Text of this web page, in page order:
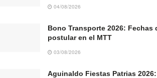
04/08/2026
Bono Transporte 2026: Fechas
postular en el MTT
03/08/2026
Aguinaldo Fiestas Patrias